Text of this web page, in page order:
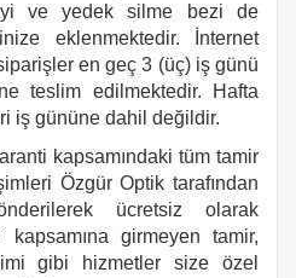
ve yedek silme bezi de
eklenmektedir. İnternet
en geç 3 (üç) iş günü
teslim edilmektedir. Hafta
iş gününe dahil değildir.
kapsamındaki tüm tamir
Özgür Optik tarafından
ücretsiz olarak
kapsamına girmeyen tamir,
gibi hizmetler size özel